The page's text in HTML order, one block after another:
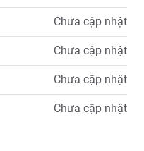
Chưa cập nhật
Chưa cập nhật
Chưa cập nhật
Chưa cập nhật